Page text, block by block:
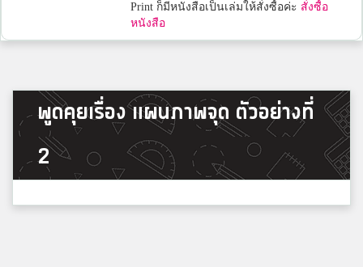
Print ก็มีหนังสือเป็นเล่มให้สั่งซื้อค่ะ สั่งซื้อ
หนังสือ
พูดคุยเรื่อง แผนภาพจุด ตัวอย่างที่
2